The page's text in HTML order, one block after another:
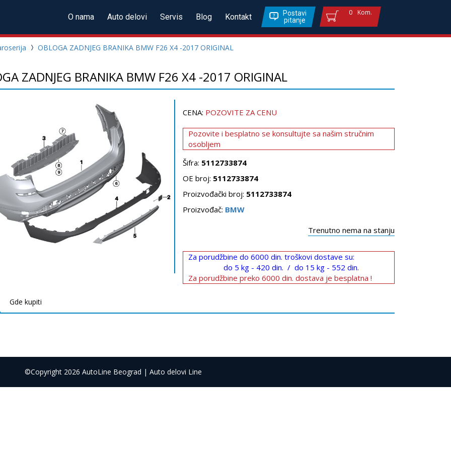
O nama Auto delovi Servis Blog Kontakt
Postavi
pitanje
0 Kom.
OBLOGA ZADNJEG BRANIKA BMW F26 X4 -2017 ORIGINAL
ZADNJEG BRANIKA BMW F26 X4 -2017 ORIGINAL
CENA: POZOVITE ZA CENU
Pozovite i besplatno se konsultujte sa našim stručnim
osobljem
Šifra: 5112733874
OE broj: 5112733874
Proizvođački broj: 5112733874
Proizvođač: BMW
Trenutno nema na stanju
Za porudžbine do 6000 din. troškovi dostave su:
do 5 kg - 420 din. / do 15 kg - 552 din.
Za porudžbine preko 6000 din. dostava je besplatna !
Gde kupiti
©Copyright 2026 AutoLine Beograd | Auto delovi Line